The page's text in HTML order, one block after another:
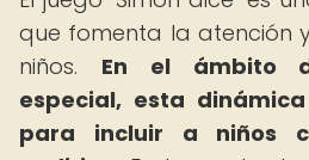
que fomenta la atención
niños. En el ámbito
especial, esta
para incluir a niños